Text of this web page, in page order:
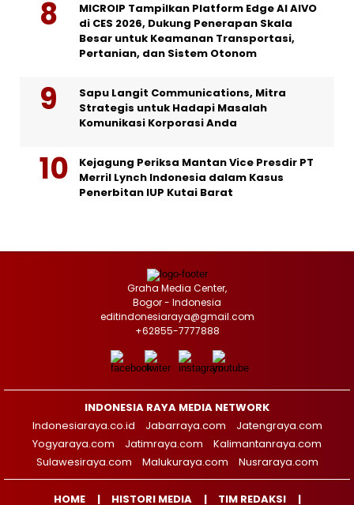
MICROIP Tampilkan Platform Edge AI AIVO
di CES 2026, Dukung Penerapan Skala
Besar untuk Keamanan Transportasi,
Pertanian, dan Sistem Otonom
Sapu Langit Communications, Mitra
Strategis untuk Hadapi Masalah
Komunikasi Korporasi Anda
Kejagung Periksa Mantan Vice Presdir PT
Merril Lynch Indonesia dalam Kasus
Penerbitan IUP Kutai Barat
Graha Media Center,
Bogor - Indonesia
editindonesiaraya@gmail.com
+62855-7777888
INDONESIA RAYA MEDIA NETWORK
Indonesiaraya.co.id
Jabarraya.com
Jatengraya.com
Yogyaraya.com
Jatimraya.com
Kalimantanraya.com
Sulawesiraya.com
Malukuraya.com Nusraraya.com
HOME HISTORI MEDIA TIM REDAKSI